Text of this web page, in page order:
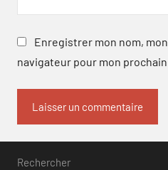
Enregistrer mon nom,
navigateur pour mon
Rechercher